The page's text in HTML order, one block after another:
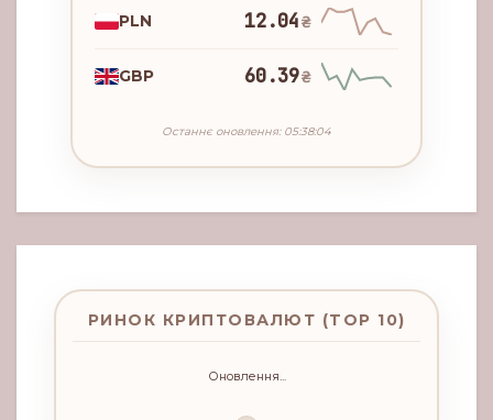
PLN 12.04₴
GBP 60.39₴
Останнє оновлення: 05:38:04
РИНОК КРИПТОВАЛЮТ (TOP 10)
Оновлення...